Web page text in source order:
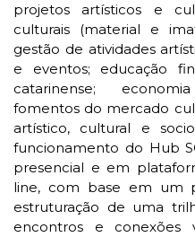
projetos artísticos e
culturais (material e
gestão de atividades
e eventos; educação
catarinense;
fomentos do mercado
artístico, cultural e
funcionamento do Hub
presencial e em
line, com base em um
estruturação de uma
encontros e